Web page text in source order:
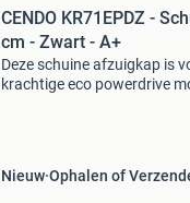
CENDO KR71EPDZ -
cm - Zwart - A+
Deze schuine afzuigkap is
krachtige eco powerdrive
Nieuw Ophalen of